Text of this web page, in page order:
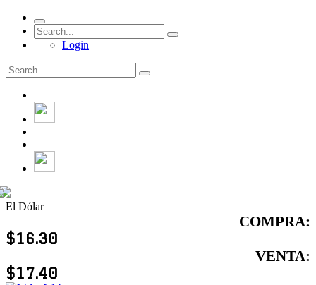
Login
El Dólar
COMPRA:
$16.30
VENTA:
$17.40